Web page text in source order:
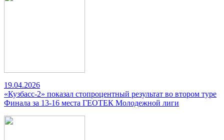
19.04.2026
«Кузбасс-2» показал стопроцентный результат во втором туре
Финала за 13-16 места ГЕОТЕК Молодежной лиги